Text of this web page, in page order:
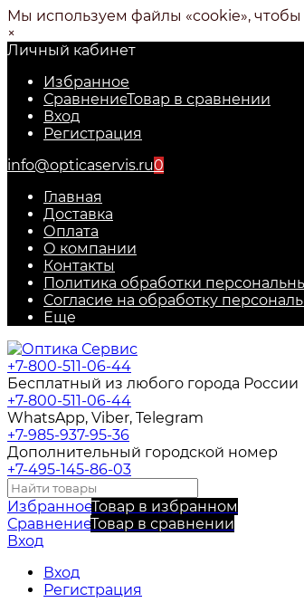
Мы используем файлы «cookie»,
×
Личный кабинет
Избранное
СравнениеТовар в сравнении
Вход
Регистрация
info@opticaservis.ru0
Главная
Доставка
Оплата
О компании
Контакты
Политика обработки
Согласие на обработку
Еще
+7-800-511-06-44
Бесплатный из любого города России
+7-800-511-06-44
WhatsApp, Viber, Telegram
+7-985-937-95-36
Дополнительный городской номер
+7-495-145-86-03
ИзбранноеТовар в избранном
СравнениеТовар в сравнении
Вход
Вход
Регистрация